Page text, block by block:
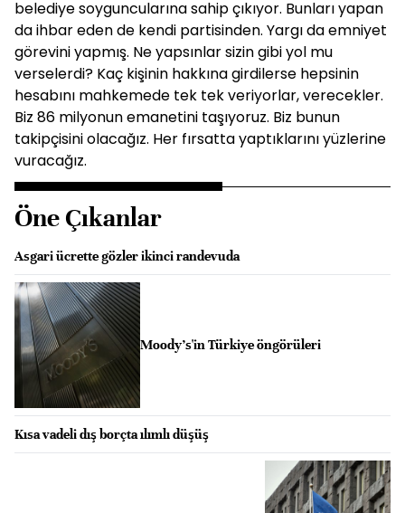
belediye soyguncularına sahip çıkıyor. Bunları yapan
da ihbar eden de kendi partisinden. Yargı da emniyet
görevini yapmış. Ne yapsınlar sizin gibi yol mu
verselerdi? Kaç kişinin hakkına girdilerse hepsinin
hesabını mahkemede tek tek veriyorlar, verecekler.
Biz 86 milyonun emanetini taşıyoruz. Biz bunun
takipçisini olacağız. Her fırsatta yaptıklarını yüzlerine
vuracağız.
Öne Çıkanlar
Asgari ücrette gözler ikinci randevuda
Moody's'in Türkiye öngörüleri
Kısa vadeli dış borçta ılımlı düşüş